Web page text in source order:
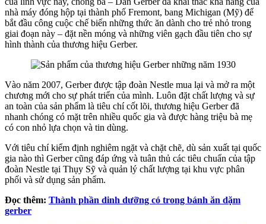
nhà máy đóng hộp tại thành phố Fremont, bang Michigan (Mỹ) để
bắt đầu công cuộc chế biến những thức ăn dành cho trẻ nhỏ trong
giai đoạn này – đặt nền móng và những viên gạch đầu tiên cho sự
hình thành của thương hiệu Gerber.
Vào năm 2007, Gerber được tập đoàn Nestle mua lại và mở ra một
chương mới cho sự phát triển của mình. Luôn đặt chất lượng và sự
an toàn của sản phẩm là tiêu chí cốt lõi, thương hiệu Gerber đã
nhanh chóng có mặt trên nhiều quốc gia và được hàng triệu bà mẹ
có con nhỏ lựa chọn và tin dùng.
Với tiêu chí kiểm định nghiêm ngặt và chặt chẽ, dù sản xuất tại quốc
gia nào thì Gerber cũng đáp ứng và tuân thủ các tiêu chuẩn của tập
đoàn Nestle tại Thụy Sỹ và quản lý chất lượng tại khu vực phân
phối và sử dụng sản phẩm.
Đọc thêm: Thành phần dinh dưỡng có trong bánh ăn dặm
gerber